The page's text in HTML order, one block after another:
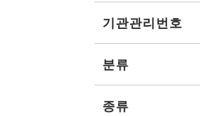
기관관리번호
분류
종류